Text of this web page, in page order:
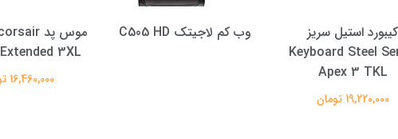
کیبورد استیل سریز
Keyboard Steel
Apex 3 TKL
19,220,000 تومان
وب کم لاجیتک C505 HD
3XL
16,460,000 تومان